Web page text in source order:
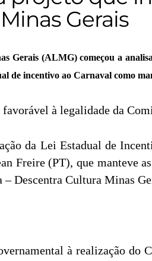
Gerais
Gerais (ALMG) começou a
de incentivo ao Carnaval como
favorável à legalidade da
da Lei Estadual de
Freire (PT), que manteve
Descentra Cultura Minas
à realização do